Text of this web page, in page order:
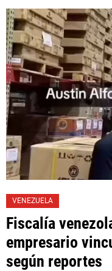
VENEZUELA
Fiscalía
empresario
según reportes